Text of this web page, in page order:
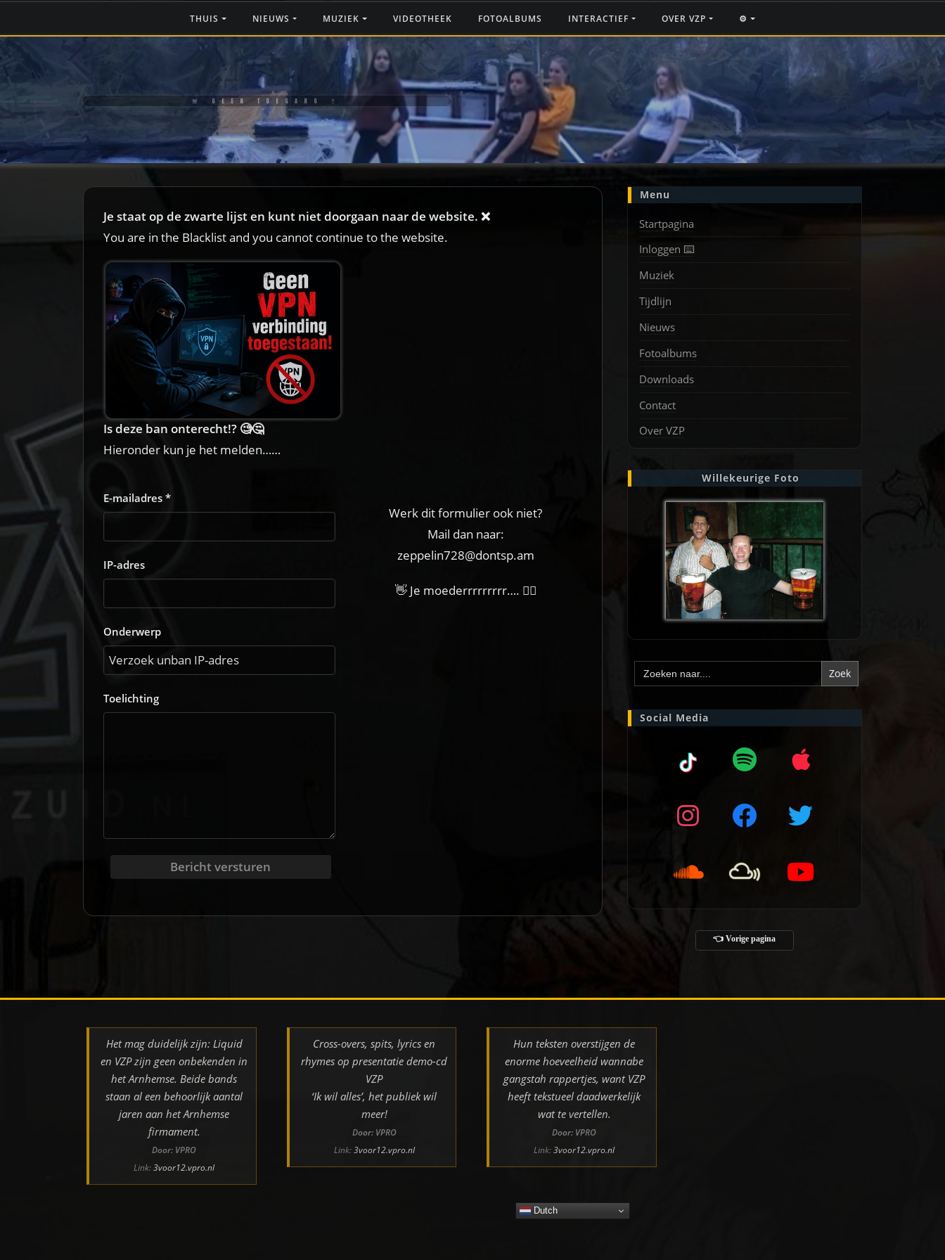
THUIS NIEUWS MUZIEK VIDEOTHEEK FOTOALBUMS INTERACTIEF OVER VZP ⚙️
🚨 GEEN TOEGANG ‼️
Je staat op de zwarte lijst en kunt niet doorgaan naar de website. ❌
You are in the Blacklist and you cannot continue to the website.
Is deze ban onterecht!? 🧐🤔
Hieronder kun je het melden……
E-mailadres *
IP-adres
Onderwerp
Toelichting
Bericht versturen
Werk dit formulier ook niet?
Mail dan naar:
zeppelin728@dontsp.am
👋 Je moederrrrrrrrr…. 🙋‍♀
Menu
Startpagina
Inloggen ⌨️
Muziek
Tijdlijn
Nieuws
Fotoalbums
Downloads
Contact
Over VZP
Willekeurige Foto
Zoek
naar:
Social Media
👈 Vorige pagina
Het mag duidelijk zijn: Liquid
en VZP zijn geen onbekenden in
het Arnhemse. Beide bands
staan al een behoorlijk aantal
jaren aan het Arnhemse
firmament.
Door: VPRO
Link:3voor12.vpro.nl
Cross-overs, spits, lyrics en
rhymes op presentatie demo-cd
VZP
‘Ik wil alles’, het publiek wil
meer!
Door: VPRO
Link:3voor12.vpro.nl
Hun teksten overstijgen de
enorme hoeveelheid wannabe
gangstah rappertjes, want VZP
heeft tekstueel daadwerkelijk
wat te vertellen.
Door: VPRO
Link:3voor12.vpro.nl
Dutch